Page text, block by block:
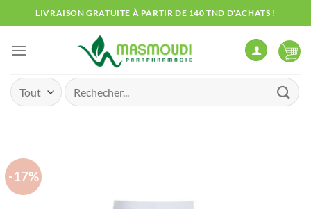
au
contenu
LIVRAISON GRATUITE À PARTIR DE 140 TND D'ACHATS !
Recherche
pour :
-17%